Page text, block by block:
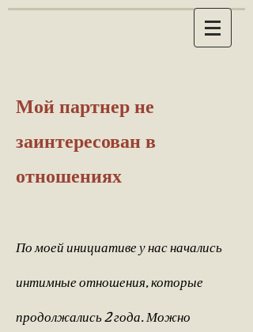
Мой партнер не
заинтересован в
отношениях
По моей инициативе у нас начались
интимные отношения, которые
продолжались 2 года. Можно